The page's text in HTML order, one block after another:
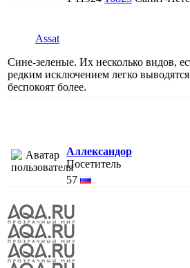
Assat
Сине-зеленые. Их несколько видов,
редким исключением легко
беспокоят более.
Аллександор
Посетитель
57